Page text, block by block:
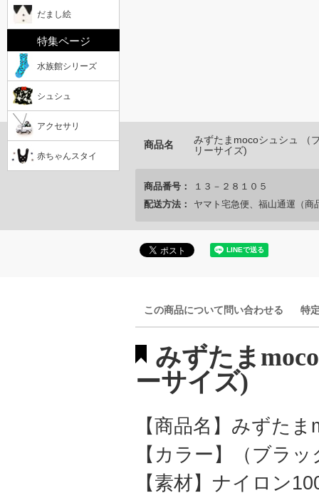
だまし絵
特集ページ
水族館シリーズ
シュシュ
アクセサリ
赤ちゃんスタイ
商品名
みずたまmocoシュシュ （
リーサイズ)
商品番号：
１３－２８１０５
配送方法：
ヤマト宅急便、福山通運（商
この商品について問い合わせる 特
みずたま
ーサイズ)
【商品名】みずた
【カラー】（ブラッ
【素材】ナイロン